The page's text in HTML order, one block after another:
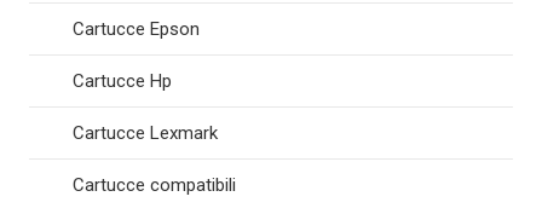
Cartucce Epson
Cartucce Hp
Cartucce Lexmark
Cartucce compatibili